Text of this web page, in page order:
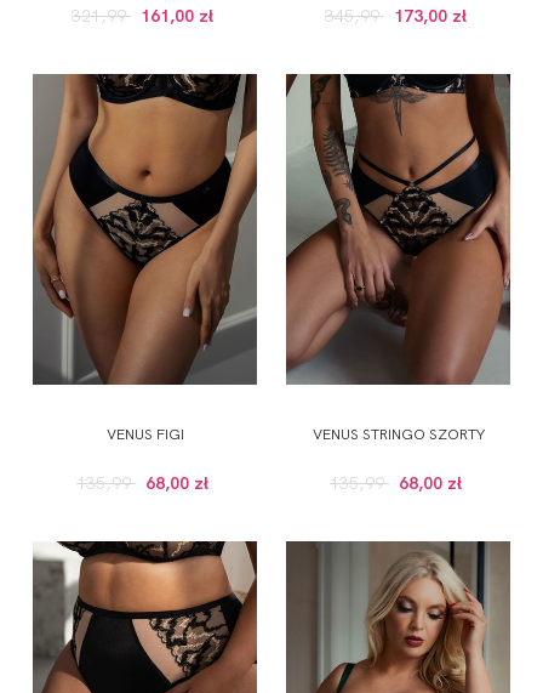
321,99 161,00 zł 345,99 173,00 zł
VENUS FIGI
135,99 68,00 zł
VENUS STRINGO SZORTY
135,99 68,00 zł